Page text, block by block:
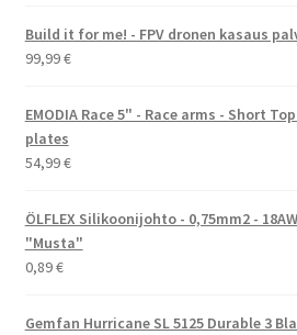
Build it for me! - FPV dronen kasaus
99,99€
EMODIA Race 5" - Race arms - Short
plates
54,99€
ÖLFLEX Silikoonijohto - 0,75mm2 -
"Musta"
0,89€
Gemfan Hurricane SL 5125 Durable 3